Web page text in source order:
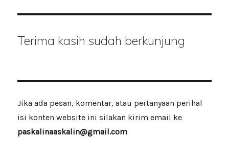
Terima kasih sudah berkunjung
Jika ada pesan, komentar, atau pertanyaan perihal
isi konten website ini silakan kirim email ke
paskalinaaskalin@gmail.com